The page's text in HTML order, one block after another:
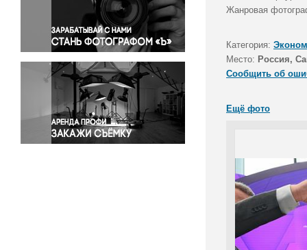
Правосудие
Происшествия и конфликты
Религия
Светская жизнь
Спорт
Экология
Экономика и бизнес
Жанровая
Категория:
Место: Россия,
Сообщить об
Ещё фото